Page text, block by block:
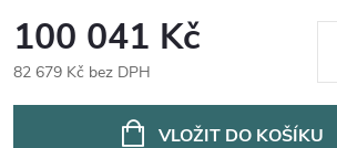
100 041 Kč
82 679 Kč bez DPH
VLOŽIT DO KOŠÍKU